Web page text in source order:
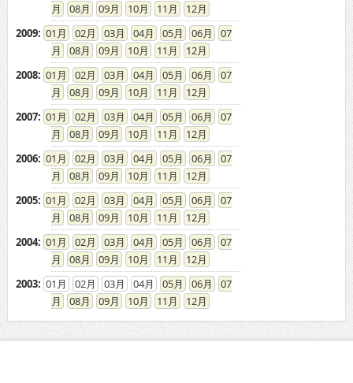
08
09 10 11
12
2009: 01 02 03 04 05 06
07
08
09 10 11
12
2008: 01 02 03 04 05 06
07
08
09 10 11
12
2007: 01 02 03 04 05 06
07
08
09 10 11
12
2006: 01 02 03 04 05 06
07
08
09 10 11
12
2005: 01 02 03 04 05 06
07
08
09 10 11
12
2004: 01 02 03 04 05 06
07
08
09 10 11
12
2003: 01 02 03 04 05 06
07
08
09 10 11 12